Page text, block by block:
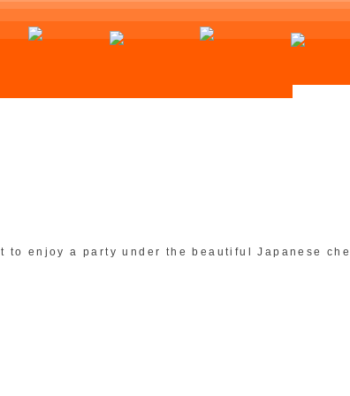
to enjoy a party under the beautiful Japanese